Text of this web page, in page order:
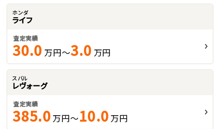
ホンダ
ライフ
査定実績
30.0 万円～3.0 万円
スバル
レヴォーグ
査定実績
385.0 万円～10.0 万円